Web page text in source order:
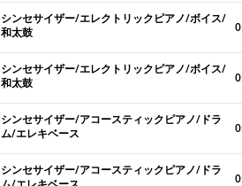
シンセサイザー/エレクトリックピアノ/ボイス/
和太鼓
シンセサイザー/エレクトリックピアノ/ボイス/
和太鼓
シンセサイザー/アコースティックピアノ/ドラ
ム/エレキベース
シンセサイザー/アコースティックピアノ/ドラ